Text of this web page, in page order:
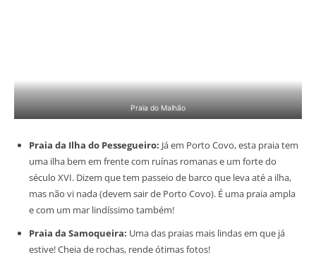
Praia do Malhão
Praia da Ilha do Pessegueiro: Já em Porto Covo, esta praia tem
uma ilha bem em frente com ruínas romanas e um forte do
século XVI. Dizem que tem passeio de barco que leva até a ilha,
mas não vi nada (devem sair de Porto Covo). É uma praia ampla
e com um mar lindíssimo também!
Praia da Samoqueira: Uma das praias mais lindas em que já
estive! Cheia de rochas, rende ótimas fotos!